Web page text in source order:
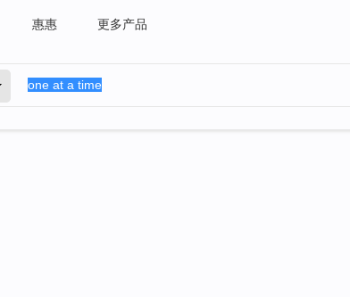
惠惠 更多产品